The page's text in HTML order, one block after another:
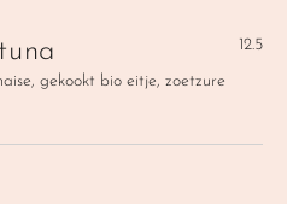
gekookt bio eitje, zoetzure
12.5